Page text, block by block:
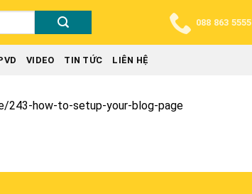
088 863 5555
VIDEO TIN TỨC LIÊN HỆ
243-how-to-setup-your-blog-page